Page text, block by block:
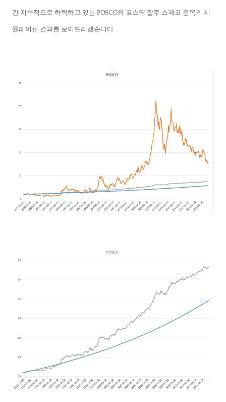
간 지속적으로 하락하고 있는 POSCO와 코스닥 잡주 스페코 종목의 시
뮬레이션 결과를 보여드리겠습니다.